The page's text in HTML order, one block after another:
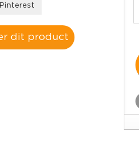
Pinterest
dit product